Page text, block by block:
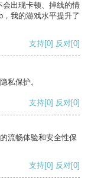
出现卡顿、掉线的情
我的游戏水平提升了
支持[0] 反对[0]
私保护。
支持[0] 反对[0]
流畅体验和安全性保
支持[0] 反对[0]